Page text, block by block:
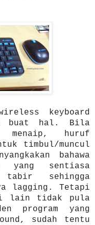
keyboard
buat hal. Bila
menaip, huruf
timbul/muncul
bahawa
yang sentiasa
sehingga
lagging. Tetapi
lain tidak pula
program yang
sudah tentu